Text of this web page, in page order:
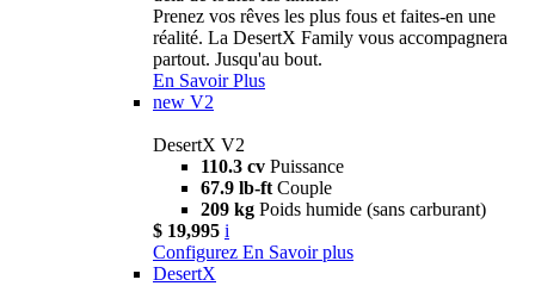
Prenez vos rêves les plus fous et faites-en une
réalité. La DesertX Family vous accompagnera
partout. Jusqu'au bout.
En Savoir Plus
new V2
DesertX V2
110.3 cv Puissance
67.9 lb-ft Couple
209 kg Poids humide (sans carburant)
$ 19,995 i
Configurez En Savoir plus
DesertX